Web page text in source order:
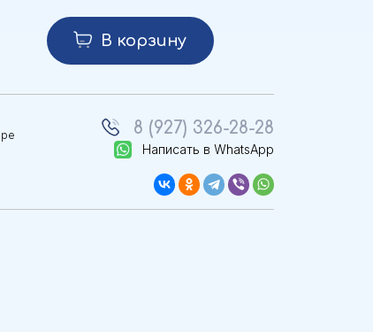
В корзину
8 (927) 326-28-28
Написать в WhatsApp